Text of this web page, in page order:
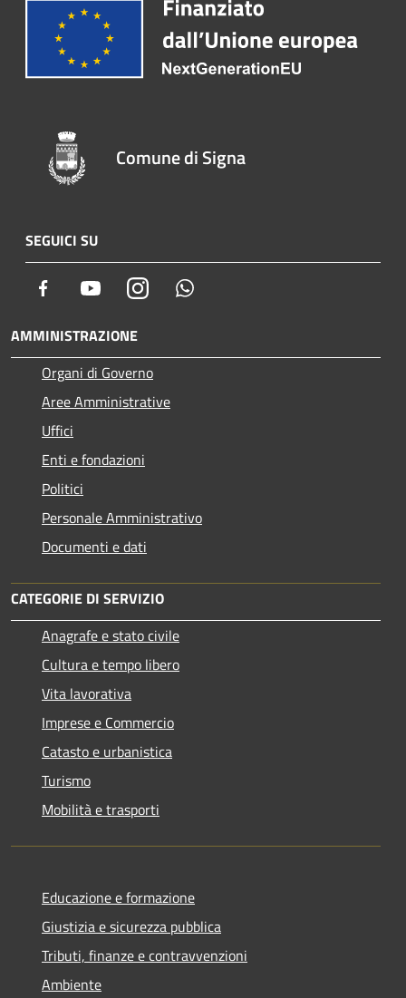
Comune di Signa
SEGUICI SU
Facebook YoutubeInstagram
AMMINISTRAZIONE
Organi di Governo
Aree Amministrative
Uffici
Enti e fondazioni
Politici
Personale Amministrativo
Documenti e dati
CATEGORIE DI SERVIZIO
Anagrafe e stato civile
Cultura e tempo libero
Vita lavorativa
Imprese e Commercio
Catasto e urbanistica
Turismo
Mobilità e trasporti
Educazione e formazione
Giustizia e sicurezza pubblica
Tributi, finanze e contravvenzioni
Ambiente